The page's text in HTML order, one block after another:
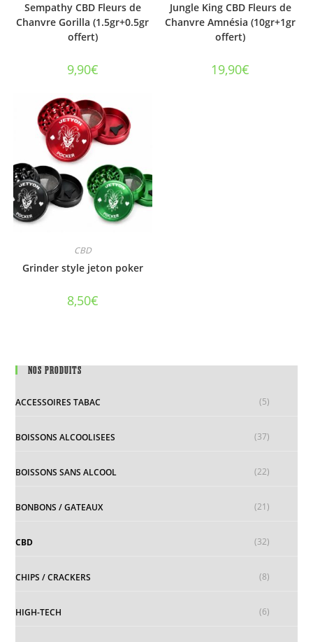
Sempathy CBD Fleurs de
Chanvre Gorilla (1.5gr+0.5gr
offert)
9,90€
Jungle King CBD Fleurs de
Chanvre Amnésia (10gr+1gr
offert)
19,90€
CBD
Grinder style jeton poker
8,50€
NOS PRODUITS
ACCESSOIRES TABAC (5)
BOISSONS ALCOOLISEES (37)
BOISSONS SANS ALCOOL (22)
BONBONS / GATEAUX (21)
CBD (32)
CHIPS / CRACKERS (8)
HIGH-TECH (6)